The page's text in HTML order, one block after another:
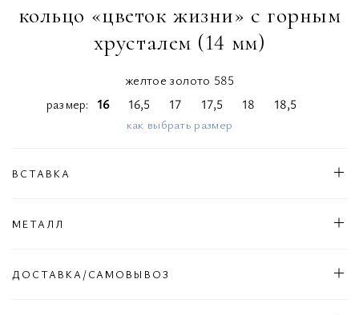
кольцо «цветок жизни» с горным
хрусталем (14 мм)
желтое золото 585
размер
16 16,5 17 17,5 18 18,5
как выбрать размер
ВСТАВКА
МЕТАЛЛ
ДОСТАВКА/САМОВЫВОЗ